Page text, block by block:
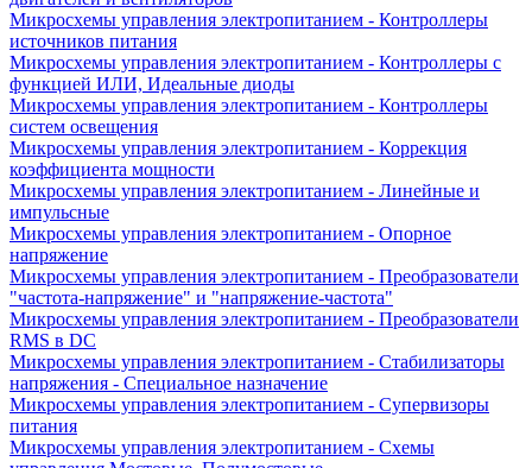
Микросхемы управления электропитанием - Контроллеры
источников питания
Микросхемы управления электропитанием - Контроллеры с
функцией ИЛИ, Идеальные диоды
Микросхемы управления электропитанием - Контроллеры
систем освещения
Микросхемы управления электропитанием - Коррекция
коэффициента мощности
Микросхемы управления электропитанием - Линейные и
импульсные
Микросхемы управления электропитанием - Опорное
напряжение
Микросхемы управления электропитанием - Преобразователи
"частота-напряжение" и "напряжение-частота"
Микросхемы управления электропитанием - Преобразователи
RMS в DC
Микросхемы управления электропитанием - Стабилизаторы
напряжения - Специальное назначение
Микросхемы управления электропитанием - Супервизоры
питания
Микросхемы управления электропитанием - Схемы